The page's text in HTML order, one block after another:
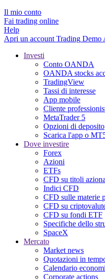
Il mio conto
Fai trading online
Help
Apri un account Trading Demo
Investi
Conto OANDA
OANDA stocks
TradingView
Tassi di interesse
App mobile
Cliente
MetaTrader 5
Opzioni di deposito
Scarica l'app o
Dove investire
Forex
Azioni
ETFs
CFD su titoli
Indici CFD
CFD sulle materie
CFD su
CFD su fondi ETF
Specifiche dello
SpaceX
Mercato
Market news
Quotazioni in
Calendario
Corporate actions